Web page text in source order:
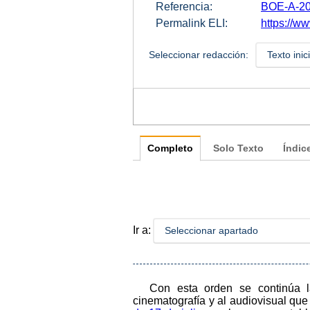
Referencia:
BOE-A-
Permalink ELI:
https://
Seleccionar redacción: Texto
Completo Solo Texto
Ir a: Seleccionar apartado
Con esta orden se continúa
cinematografía y al audiovisual